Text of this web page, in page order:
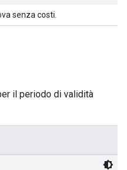
senza costi.
il periodo di validità